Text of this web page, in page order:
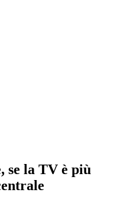
se la TV è più